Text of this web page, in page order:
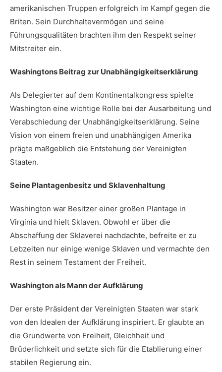
amerikanischen Truppen erfolgreich im Kampf gegen die
⁣Briten. Sein ‌Durchhaltevermögen ⁣und‌ seine
Führungsqualitäten brachten ‌ihm den ⁤Respekt seiner
Mitstreiter ein.
Washingtons Beitrag zur​ Unabhängigkeitserklärung
Als Delegierter ‍auf dem Kontinentalkongress⁣ spielte⁤
Washington eine ​wichtige Rolle bei ⁤der Ausarbeitung und
⁢Verabschiedung der⁣ Unabhängigkeitserklärung. ⁣Seine‍
Vision von einem⁢ freien‍ und unabhängigen Amerika
prägte maßgeblich die Entstehung der Vereinigten​
Staaten.
Seine Plantagenbesitz und Sklavenhaltung
Washington war Besitzer ⁤einer großen‍ Plantage in⁣
Virginia⁢ und hielt Sklaven. Obwohl er über die
Abschaffung der‌ Sklaverei‌ nachdachte, befreite er zu
Lebzeiten nur einige​ wenige Sklaven und ​vermachte ‌den
Rest in ​seinem ​Testament​ der Freiheit.
Washington als Mann der Aufklärung
Der erste Präsident​ der Vereinigten​ Staaten war ⁢stark
von den‌ Idealen⁢ der Aufklärung ⁢inspiriert.⁣ Er glaubte an
die⁢ Grundwerte von Freiheit, ⁤Gleichheit und
Brüderlichkeit und setzte sich für die Etablierung einer
stabilen Regierung‍ ein.